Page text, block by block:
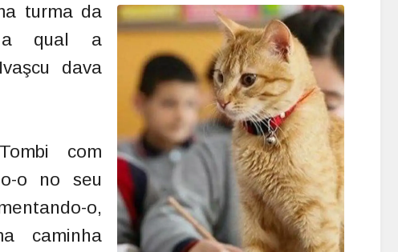
turma da
a qual a
dava
com
o no seu
o,
caminha